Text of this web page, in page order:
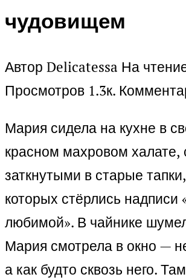
чудовищем
Автор Delicatessa На
Просмотров 1.3к.
Мария сидела на кухне в
красном махровом халате,
заткнутыми в старые
которых стёрлись надписи
любимой». В чайнике
Мария смотрела в окно —
а как будто сквозь него.